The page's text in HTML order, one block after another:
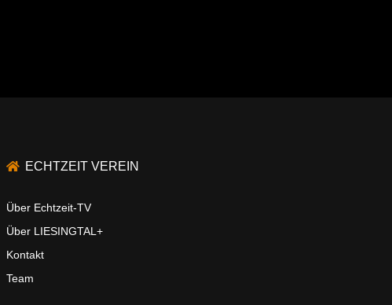
ECHTZEIT VEREIN
Über Echtzeit-TV
Über LIESINGTAL+
Kontakt
Team